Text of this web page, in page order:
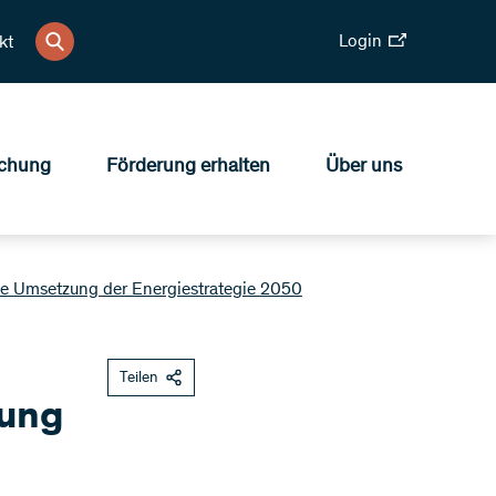
Login
Förderung erhalten Über uns
Umsetzung der Energiestrategie 2050
Teilen